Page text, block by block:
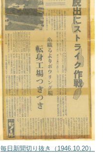
毎日新聞切り抜き（1946.10.20）